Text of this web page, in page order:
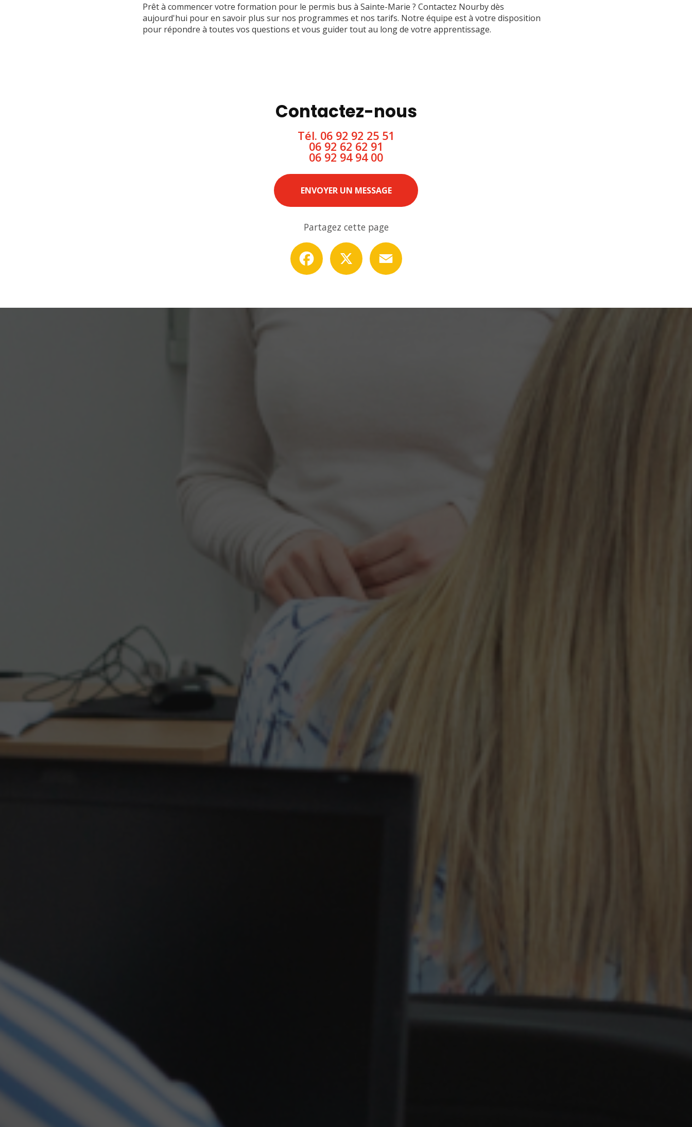
Prêt à commencer votre formation pour le permis bus à Sainte-Marie ? Contactez Nourby dès
aujourd'hui pour en savoir plus sur nos programmes et nos tarifs. Notre équipe est à votre disposition
pour répondre à toutes vos questions et vous guider tout au long de votre apprentissage.
Contactez-nous
Tél. 06 92 92 25 51
06 92 62 62 91
06 92 94 94 00
ENVOYER UN MESSAGE
Partagez cette page
Facebook